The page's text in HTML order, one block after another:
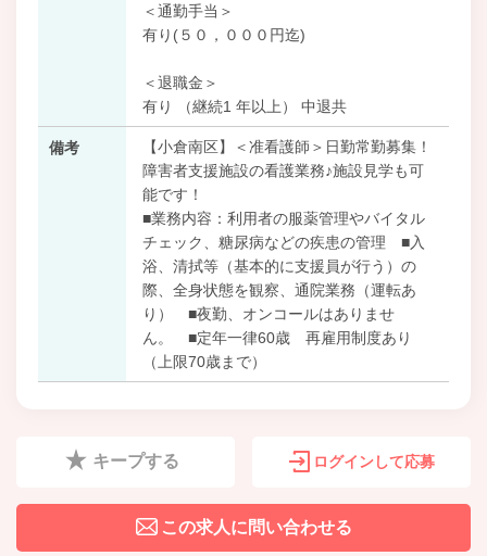
＜通勤手当＞
有り(５０，０００円迄)
＜退職金＞
有り （継続1 年以上） 中退共
備考
【小倉南区】＜准看護師＞日勤常勤募集！
障害者支援施設の看護業務♪施設見学も可
能です！
■業務内容：利用者の服薬管理やバイタル
チェック、糖尿病などの疾患の管理 ■入
浴、清拭等（基本的に支援員が行う）の
際、全身状態を観察、通院業務（運転あ
り） ■夜勤、オンコールはありませ
ん。 ■定年一律60歳 再雇用制度あり
（上限70歳まで）
キープする ログインして応募
この求人に問い合わせる